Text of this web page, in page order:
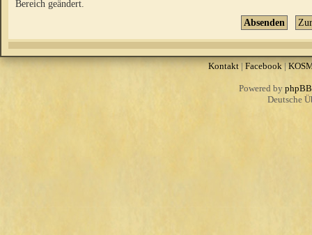
Bereich geändert.
Kontakt| Facebook |
Powered by phpBB
Deutsche